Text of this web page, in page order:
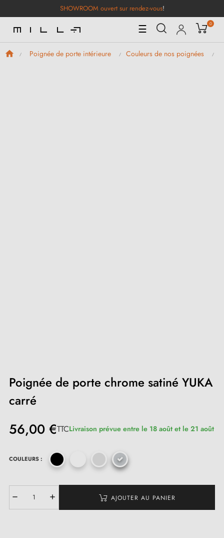
SHOWROOM ouvert sur rendez-vous!
Basculer
la
navigation
☰ 0
Poignée de porte intérieure Couleurs de nos poignées
Poignée de porte chrome satiné YUKA
carré
56,00 €TTCLivraison prévue entre le 18 août et le 21 août
COULEURS :
AJOUTER AU PANIER